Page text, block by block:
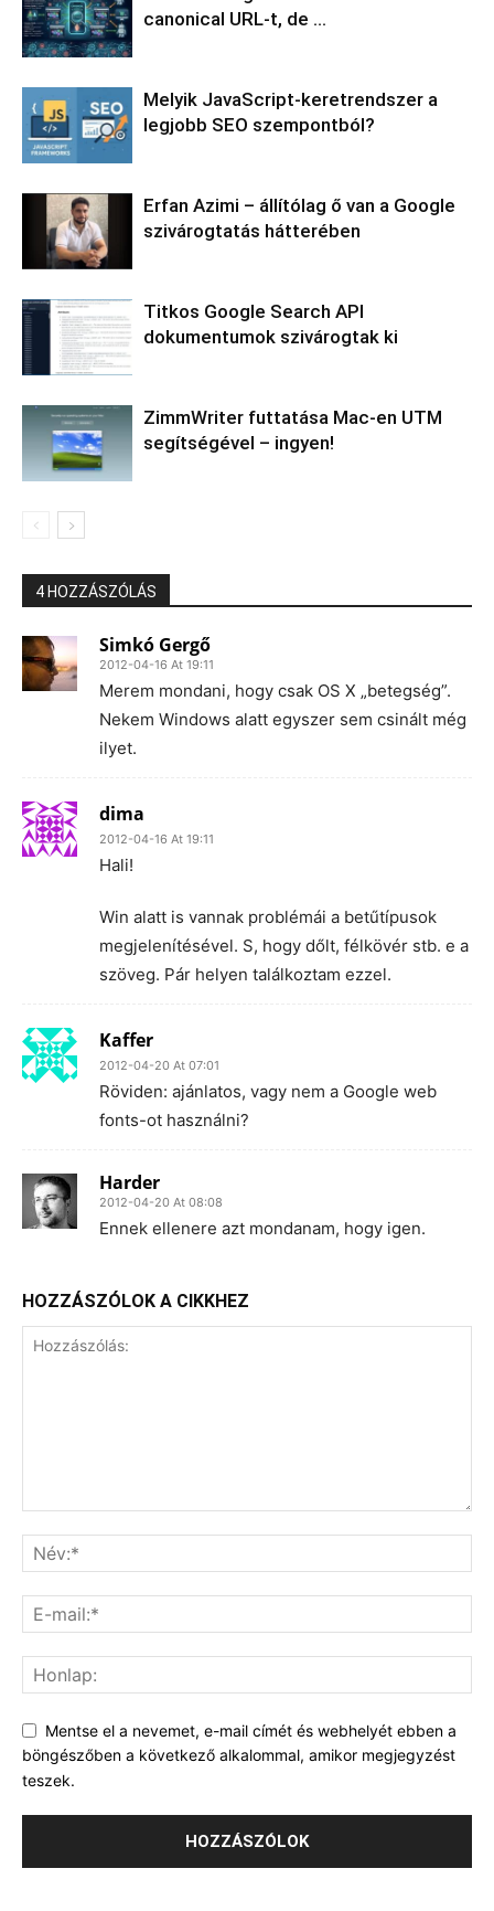
canonical URL-t, de …
Melyik JavaScript-keretrendszer a
legjobb SEO szempontból?
Erfan Azimi – állítólag ő van a Google
szivárogtatás hátterében
Titkos Google Search API
dokumentumok szivárogtak ki
ZimmWriter futtatása Mac-en UTM
segítségével – ingyen!
4 HOZZÁSZÓLÁS
Simkó Gergő
2012-04-16 At 19:11
Merem mondani, hogy csak OS X „betegség”.
Nekem Windows alatt egyszer sem csinált még
ilyet.
dima
2012-04-16 At 19:11
Hali!
Win alatt is vannak problémái a betűtípusok
megjelenítésével. S, hogy dőlt, félkövér stb. e a
szöveg. Pár helyen találkoztam ezzel.
Kaffer
2012-04-20 At 07:01
Röviden: ajánlatos, vagy nem a Google web
fonts-ot használni?
Harder
2012-04-20 At 08:08
Ennek ellenere azt mondanam, hogy igen.
HOZZÁSZÓLOK A CIKKHEZ
Mentse el a nevemet, e-mail címét és webhelyét ebben a
böngészőben a következő alkalommal, amikor megjegyzést
teszek.